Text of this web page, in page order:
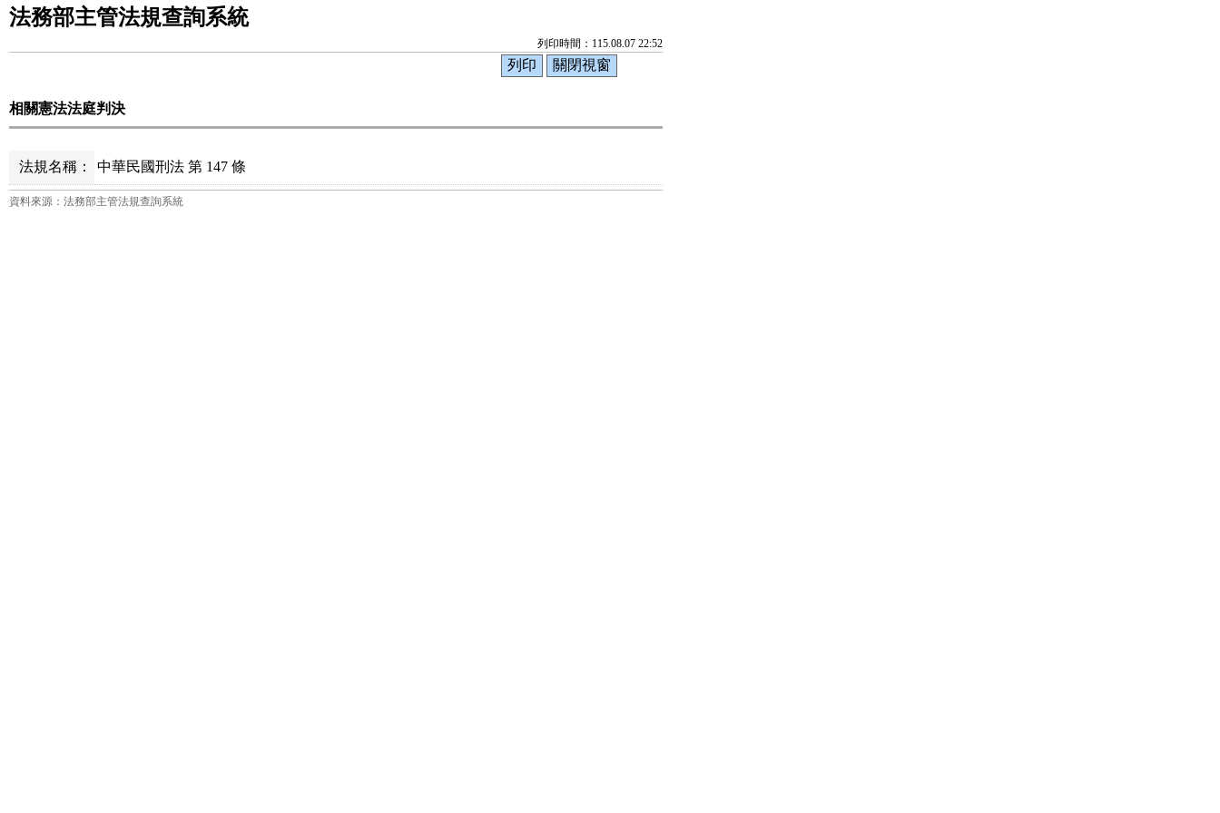
法務部主管法規查詢系統
列印時間：115.08.07 22:52
相關憲法法庭判決
法規名稱： 中華民國刑法 第 147 條
資料來源：法務部主管法規查詢系統